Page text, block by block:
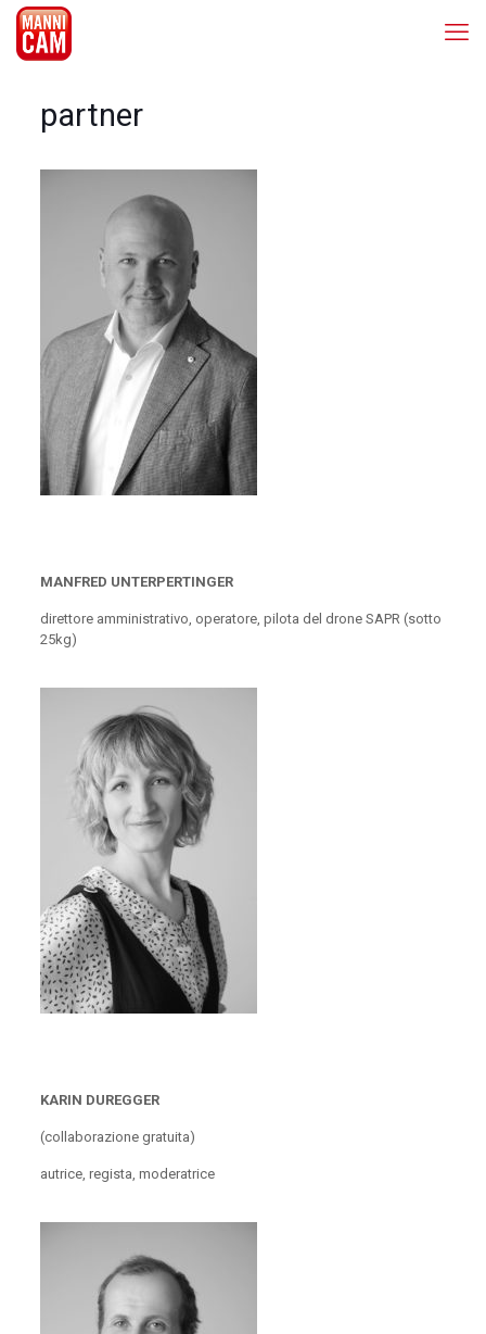
partner
MANFRED UNTERPERTINGER
direttore amministrativo, operatore, pilota del drone SAPR (sotto
25kg)
KARIN DUREGGER
(collaborazione gratuita)
autrice, regista, moderatrice